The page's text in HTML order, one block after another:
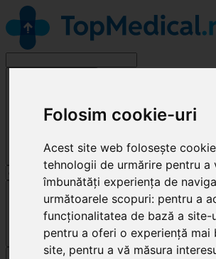
Folosim cookie-uri
Acest site web folosește
tehnologii de urmărire pentru a
îmbunătăți experiența de
următoarele scopuri: pentru a
funcționalitatea de bază a site-
pentru a oferi o experiență mai
site, pentru a vă măsura
Cluj-Napoca